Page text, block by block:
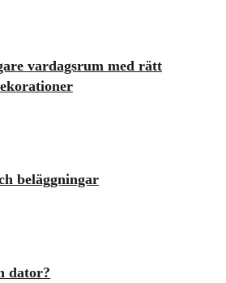
vardagsrum med rätt
beläggningar
dator?